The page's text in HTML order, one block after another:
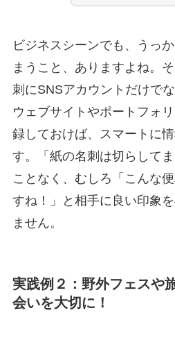
ビジネスシーンでも、うっ
まうこと、ありますよね。
刺にSNSアカウントだけで
ウェブサイトやポートフォ
録しておけば、スマートに
す。「紙の名刺は切らして
ことなく、むしろ「こんな
すね！」と相手に良い印象
ません。
実践例２：野外フェスや
会いを大切に！